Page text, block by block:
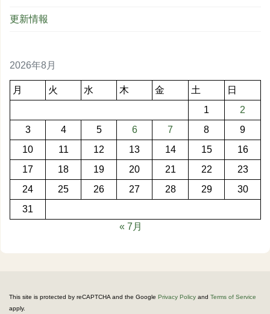
更新情報
2026年8月
月 火 水 木 金 土
日
1
2
3
4 5 6 7 8
9
10
11 12 13 14 15
16
17
18 19 20 21 22
23
24
25 26 27 28 29
30
31
« 7月
This site is protected by reCAPTCHA and the Google Privacy Policy and Terms of Service
apply.